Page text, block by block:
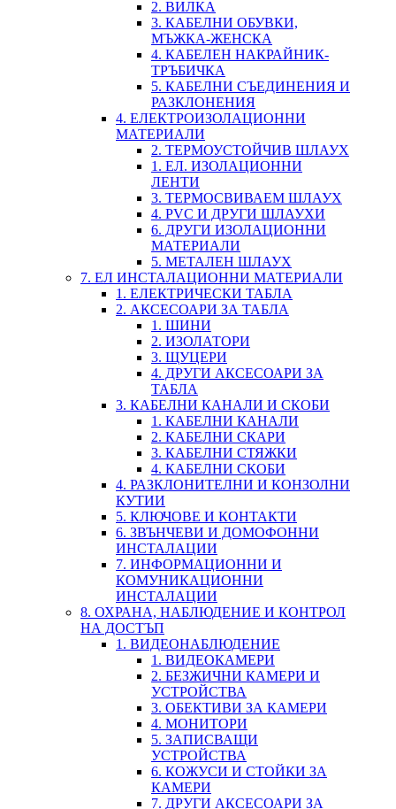
2. ВИЛКА
3. КАБЕЛНИ ОБУВКИ,
МЪЖКА-ЖЕНСКА
4. КАБЕЛЕН НАКРАЙНИК-
ТРЪБИЧКА
5. КАБЕЛНИ СЪЕДИНЕНИЯ И
РАЗКЛОНЕНИЯ
4. ЕЛЕКТРОИЗОЛАЦИОННИ
МАТЕРИАЛИ
2. ТЕРМОУСТОЙЧИВ ШЛАУХ
1. ЕЛ. ИЗОЛАЦИОННИ
ЛЕНТИ
3. ТЕРМОСВИВАЕМ ШЛАУХ
4. PVC И ДРУГИ ШЛАУХИ
6. ДРУГИ ИЗОЛАЦИОННИ
МАТЕРИАЛИ
5. МЕТАЛЕН ШЛАУХ
7. ЕЛ ИНСТАЛАЦИОННИ МАТЕРИАЛИ
1. ЕЛЕКТРИЧЕСКИ ТАБЛА
2. АКСЕСОАРИ ЗА ТАБЛА
1. ШИНИ
2. ИЗОЛАТОРИ
3. ЩУЦЕРИ
4. ДРУГИ АКСЕСОАРИ ЗА
ТАБЛА
3. КАБЕЛНИ КАНАЛИ И СКОБИ
1. КАБЕЛНИ КАНАЛИ
2. КАБЕЛНИ СКАРИ
3. КАБЕЛНИ СТЯЖКИ
4. КАБЕЛНИ СКОБИ
4. РАЗКЛОНИТЕЛНИ И КОНЗОЛНИ
КУТИИ
5. КЛЮЧОВЕ И КОНТАКТИ
6. ЗВЪНЧЕВИ И ДОМОФОННИ
ИНСТАЛАЦИИ
7. ИНФОРМАЦИОННИ И
КОМУНИКАЦИОННИ
ИНСТАЛАЦИИ
8. ОХРАНА, НАБЛЮДЕНИЕ И КОНТРОЛ
НА ДОСТЪП
1. ВИДЕОНАБЛЮДЕНИЕ
1. ВИДЕОКАМЕРИ
2. БЕЗЖИЧНИ КАМЕРИ И
УСТРОЙСТВА
3. ОБЕКТИВИ ЗА КАМЕРИ
4. МОНИТОРИ
5. ЗАПИСВАЩИ
УСТРОЙСТВА
6. КОЖУСИ И СТОЙКИ ЗА
КАМЕРИ
7. ДРУГИ АКСЕСОАРИ ЗА